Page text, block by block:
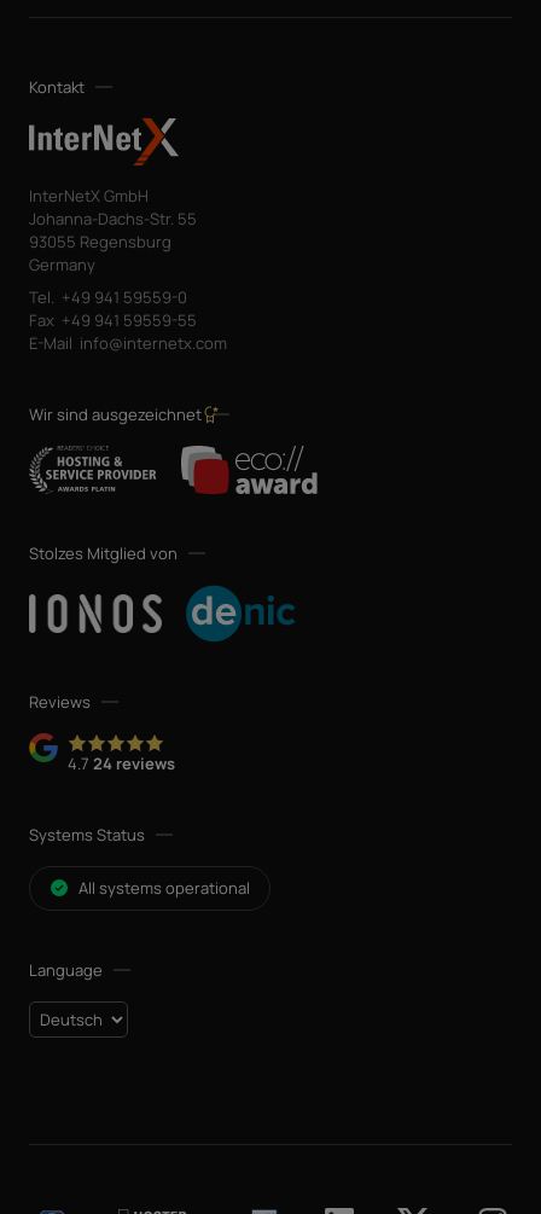
Kontakt
InterNetX GmbH
Johanna-Dachs-Str. 55
93055 Regensburg
Germany
Tel.
+49 941 59559-0
Fax +49 941 59559-55
E-Mail info@internetx.com
Wir sind ausgezeichnet
Stolzes Mitglied von
Reviews
4.7 24 reviews
Systems Status
All systems operational
Language